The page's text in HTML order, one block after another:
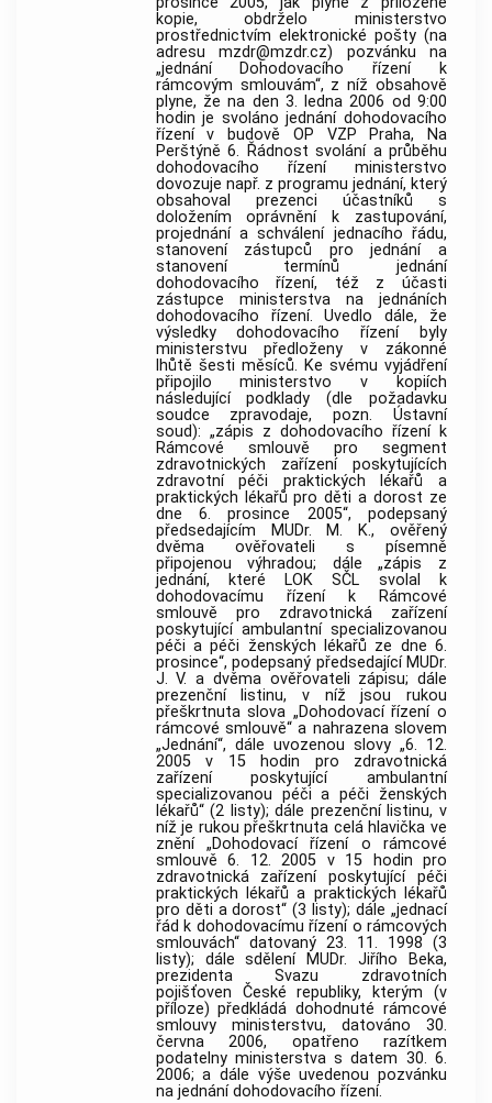
kopie, obdrželo ministerstvo
prostřednictvím elektronické pošty (na
adresu mzdr@mzdr.cz) pozvánku na
„jednání Dohodovacího řízení k
rámcovým smlouvám“, z níž obsahově
plyne, že na den 3. ledna 2006 od 9:00
hodin je svoláno jednání dohodovacího
řízení v budově OP VZP Praha, Na
Perštýně 6. Řádnost svolání a průběhu
dohodovacího řízení ministerstvo
dovozuje např. z programu jednání, který
obsahoval prezenci účastníků s
doložením oprávnění k zastupování,
projednání a schválení jednacího řádu,
stanovení zástupců pro jednání a
stanovení termínů jednání
dohodovacího řízení, též z účasti
zástupce ministerstva na jednáních
dohodovacího řízení. Uvedlo dále, že
výsledky dohodovacího řízení byly
ministerstvu předloženy v zákonné
lhůtě šesti měsíců. Ke svému vyjádření
připojilo ministerstvo v kopiích
následující podklady (dle požadavku
soudce zpravodaje, pozn. Ústavní
soud): „zápis z dohodovacího řízení k
Rámcové smlouvě pro segment
zdravotnických zařízení poskytujících
zdravotní péči praktických lékařů a
praktických lékařů pro děti a dorost ze
dne 6. prosince 2005“, podepsaný
předsedajícím MUDr. M. K., ověřený
dvěma ověřovateli s písemně
připojenou výhradou; dále „zápis z
jednání, které LOK SČL svolal k
dohodovacímu řízení k Rámcové
smlouvě pro zdravotnická zařízení
poskytující ambulantní specializovanou
péči a péči ženských lékařů ze dne 6.
prosince“, podepsaný předsedající MUDr.
J. V. a dvěma ověřovateli zápisu; dále
prezenční listinu, v níž jsou rukou
přeškrtnuta slova „Dohodovací řízení o
rámcové smlouvě“ a nahrazena slovem
„Jednání“, dále uvozenou slovy „6. 12.
2005 v 15 hodin pro zdravotnická
zařízení poskytující ambulantní
specializovanou péči a péči ženských
lékařů“ (2 listy); dále prezenční listinu, v
níž je rukou přeškrtnuta celá hlavička ve
znění „Dohodovací řízení o rámcové
smlouvě 6. 12. 2005 v 15 hodin pro
zdravotnická zařízení poskytující péči
praktických lékařů a praktických lékařů
pro děti a dorost“ (3 listy); dále „jednací
řád k dohodovacímu řízení o rámcových
smlouvách“ datovaný 23. 11. 1998 (3
listy); dále sdělení MUDr. Jiřího Beka,
prezidenta Svazu zdravotních
pojišťoven České republiky, kterým (v
příloze) předkládá dohodnuté rámcové
smlouvy ministerstvu, datováno 30.
června 2006, opatřeno razítkem
podatelny ministerstva s datem 30. 6.
2006; a dále výše uvedenou pozvánku
na jednání dohodovacího řízení.